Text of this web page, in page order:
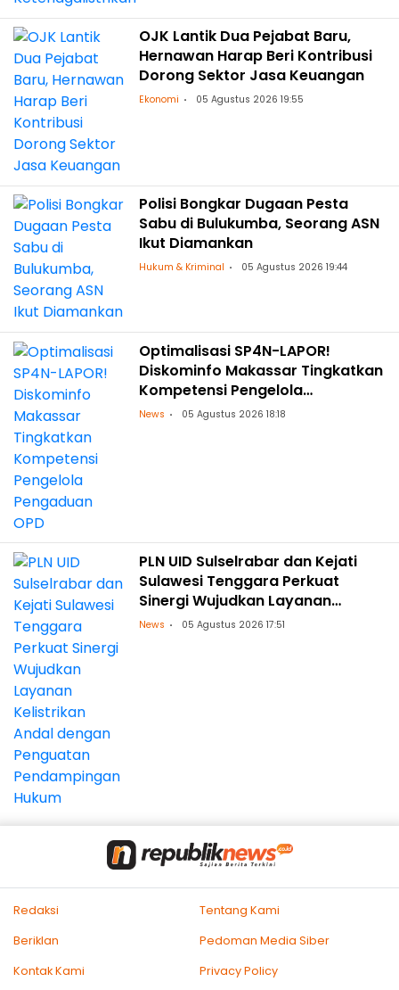
OJK Lantik Dua Pejabat Baru,
Hernawan Harap Beri Kontribusi
Dorong Sektor Jasa Keuangan
Ekonomi 05 Agustus 2026 19:55
Polisi Bongkar Dugaan Pesta
Sabu di Bulukumba, Seorang ASN
Ikut Diamankan
Hukum & Kriminal 05 Agustus 2026 19:44
Optimalisasi SP4N-LAPOR!
Diskominfo Makassar Tingkatkan
Kompetensi Pengelola
Pengaduan OPD
News 05 Agustus 2026 18:18
PLN UID Sulselrabar dan Kejati
Sulawesi Tenggara Perkuat
Sinergi Wujudkan Layanan
Kelistrikan Andal dengan
News 05 Agustus 2026 17:51
Redaksi
Tentang Kami
Beriklan
Pedoman Media Siber
Kontak Kami
Privacy Policy